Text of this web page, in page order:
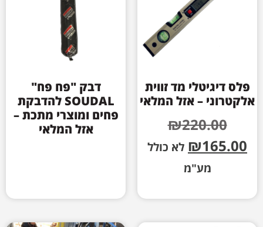
פלס דיגיטלי מד זווית
אלקטרוני – אזל המלאי
₪220.00
₪165.00
לא כולל
מע"מ
דבק "פח פח"
SOUDAL להדבקת
פחים ומוצרי מתכת –
אזל המלאי